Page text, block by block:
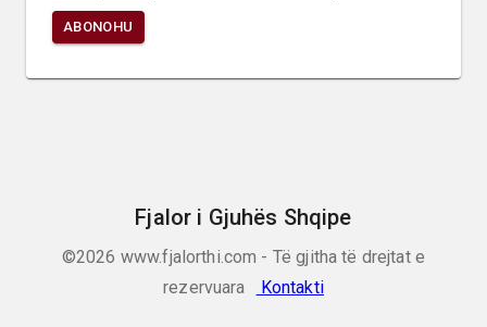
ABONOHU
Fjalor i Gjuhës Shqipe
©2026 www.fjalorthi.com - Të gjitha të drejtat e
rezervuara
Kontakti